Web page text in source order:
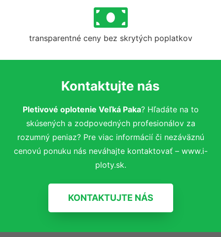
transparentné ceny bez skrytých poplatkov
Kontaktujte nás
Pletivové oplotenie Veľká Paka? Hľadáte na to
skúsených a zodpovedných profesionálov za
rozumný peniaz? Pre viac informácií či nezáväznú
cenovú ponuku nás neváhajte kontaktovať – www.i-
ploty.sk.
KONTAKTUJTE NÁS